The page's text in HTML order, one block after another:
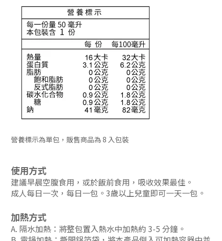
營養標示為單包，販售商品為 8 入包裝
使用方式
建議早晨空腹食用，或於飯前食用，吸收效果最佳。
成人每日一次，每日一包。3歲以上兒童即可一天一包。
加熱方式
A. 隔水加熱：將整包置入熱水中加熱約 3-5 分鐘。